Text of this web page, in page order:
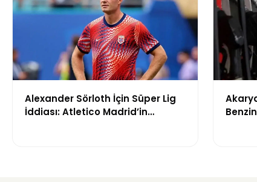
Alexander Sörloth İçin Süper Lig
İddiası: Atletico Madrid’in